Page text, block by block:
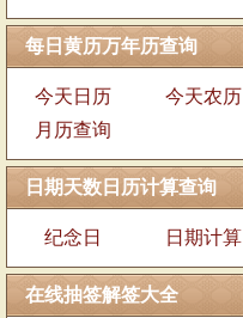
每日黄历万年历查询
今天日历 今天农历
月历查询
日期天数日历计算查询
纪念日 日期计算
在线抽签解签大全